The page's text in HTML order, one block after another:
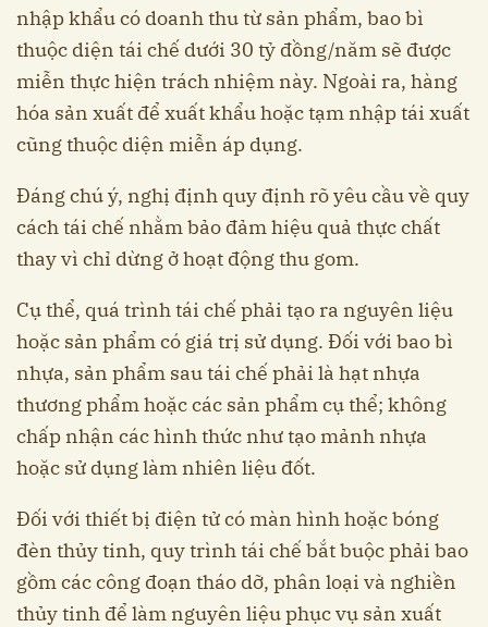
nhập khẩu có doanh thu từ sản phẩm, bao bì
thuộc diện tái chế dưới 30 tỷ đồng/năm sẽ được
miễn thực hiện trách nhiệm này. Ngoài ra, hàng
hóa sản xuất để xuất khẩu hoặc tạm nhập tái xuất
cũng thuộc diện miễn áp dụng.
Đáng chú ý, nghị định quy định rõ yêu cầu về quy
cách tái chế nhằm bảo đảm hiệu quả thực chất
thay vì chỉ dừng ở hoạt động thu gom.
Cụ thể, quá trình tái chế phải tạo ra nguyên liệu
hoặc sản phẩm có giá trị sử dụng. Đối với bao bì
nhựa, sản phẩm sau tái chế phải là hạt nhựa
thương phẩm hoặc các sản phẩm cụ thể; không
chấp nhận các hình thức như tạo mảnh nhựa
hoặc sử dụng làm nhiên liệu đốt.
Đối với thiết bị điện tử có màn hình hoặc bóng
đèn thủy tinh, quy trình tái chế bắt buộc phải bao
gồm các công đoạn tháo dỡ, phân loại và nghiền
thủy tinh để làm nguyên liệu phục vụ sản xuất